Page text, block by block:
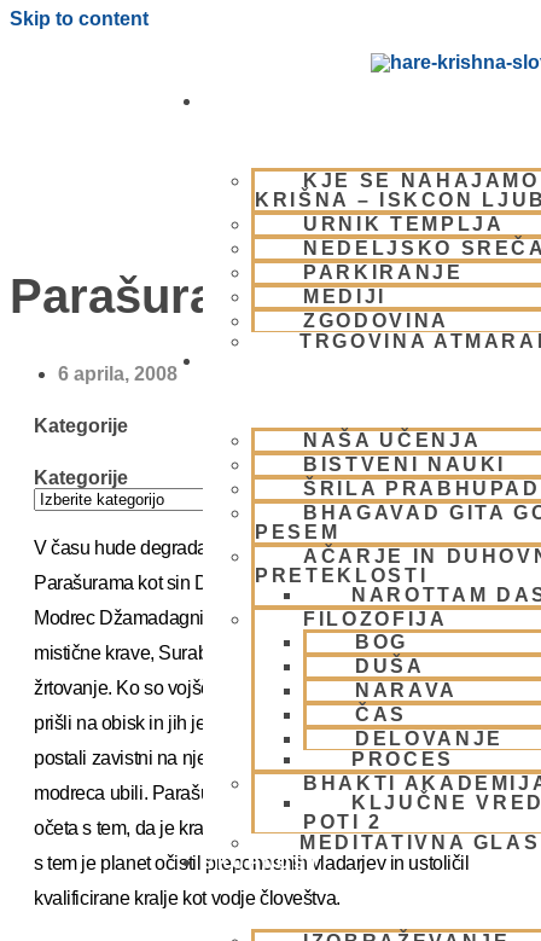
Skip to content
KJE SE
KRIŠNA – ISKCON
URNIK TEMPLJA
NEDELJSKO
PARKIRANJE
MEDIJI
ZGODOVINA
TRGOVINA
NAŠA UČENJA
BISTVENI NAUKI
ŠRILA
BHAGAVAD GITA
PESEM
AČARJE IN
PRETEKLOSTI
NAROTTAM
FILOZOFIJA
BOG
DUŠA
NARAVA
ČAS
DELOVANJE
PROCES
BHAKTI
KLJUČNE
POTI 2
MEDITATIVNA
SKUPNOST
Parašurama
6 aprila, 2008
Kategorije
Kategorije
V času hude degradacije kraljevega stana se je pojavil
Parašurama kot sin Džamadagnija, velikega modreca.
Modrec Džamadagni je izvajal velika žrtvovanja s pomočjo
mistične krave, Surabhi, ki mu je pridobila vse sestavine za
žrtovanje. Ko so vojščaki na čelu z Kartavirya Ardžuno,
prišli na obisk in jih je pogostil z pomočjo Surabhi krave, so
postali zavistni na njegovo obilje in kravo ugrabili ter
modreca ubili. Parašurama je tako maščeval smrt svojega
očeta s tem, da je kraljevski stan enaindvajsetkrat učinil in
s tem je planet očistil preponosnih vladarjev in ustoličil
kvalificirane kralje kot vodje človeštva.